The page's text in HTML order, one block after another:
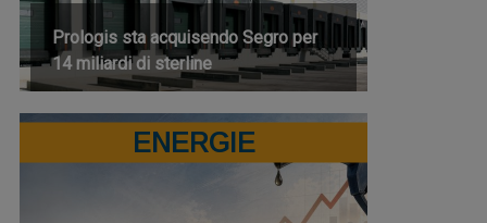
Prologis sta acquisendo Segro per
14 miliardi di sterline
ENERGIE